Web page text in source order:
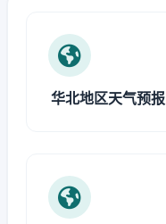
华北地区天气预报